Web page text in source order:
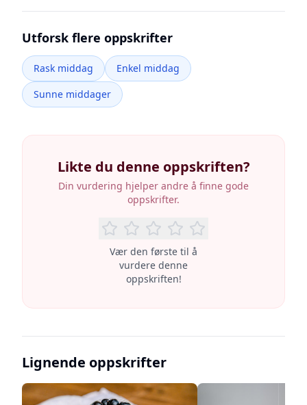
Utforsk flere oppskrifter
Rask middag
Enkel middag
Sunne middager
Likte du denne oppskriften?
Din vurdering hjelper andre å finne gode
oppskrifter.
Vær den første til å
vurdere denne
oppskriften!
Lignende oppskrifter